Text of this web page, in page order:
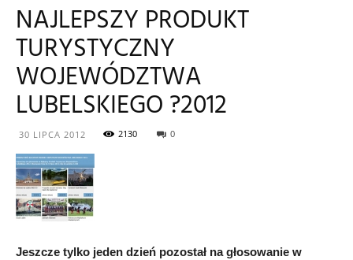
Abrys
NAJLEPSZY PRODUKT
TURYSTYCZNY
WOJEWÓDZTWA
LUBELSKIEGO ?2012
30 LIPCA 2012 2130 0
Jeszcze tylko jeden dzień pozostał na głosowanie w